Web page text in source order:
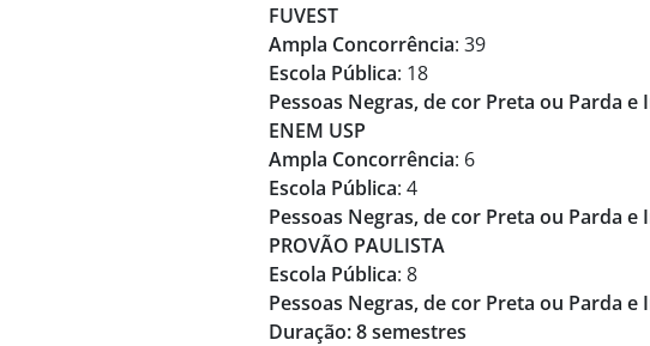
FUVEST
Ampla Concorrência: 39
Escola Pública: 18
Pessoas Negras, de cor Preta ou Parda e
ENEM USP
Ampla Concorrência: 6
Escola Pública: 4
Pessoas Negras, de cor Preta ou Parda e
PROVÃO PAULISTA
Escola Pública: 8
Pessoas Negras, de cor Preta ou Parda e
Duração: 8 semestres